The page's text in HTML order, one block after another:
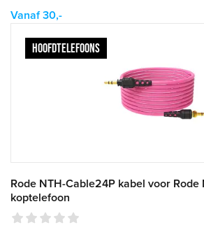
Vanaf 30,-
HOOFDTELEFOONS
Rode NTH-Cable24P kabel voor Rode
koptelefoon